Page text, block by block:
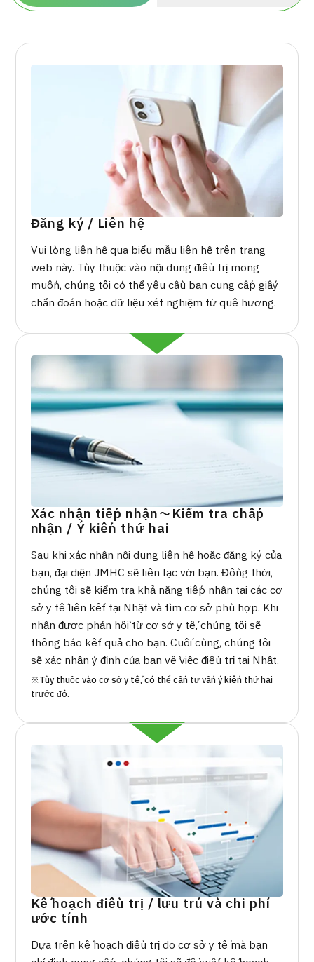
Tìm theo bộ phận / bệnh
Tìm theo xét nghiệm / phương pháp /
Công ty vận hành
Chính sách bảo vệ dữ liệu cá nhân
Hướng dẫn và chính sách của công ty
Quản trị JTB
Tiếng Trung Quốc
Tiếng Việt
Liên hệ
Đăng ký / Liên hệ
Vui lòng liên hệ qua biểu mẫu liên hệ trên trang
web này. Tùy thuộc vào nội dung điều trị mong
muốn, chúng tôi có thể yêu cầu bạn cung cấp giấy
chẩn đoán hoặc dữ liệu xét nghiệm từ quê hương.
Xác nhận tiếp nhận～Kiểm tra chấp
nhận / Ý kiến thứ hai
Sau khi xác nhận nội dung liên hệ hoặc đăng ký của
bạn, đại diện JMHC sẽ liên lạc với bạn. Đồng thời,
chúng tôi sẽ kiểm tra khả năng tiếp nhận tại các cơ
sở y tế liên kết tại Nhật và tìm cơ sở phù hợp. Khi
nhận được phản hồi từ cơ sở y tế, chúng tôi sẽ
thông báo kết quả cho bạn. Cuối cùng, chúng tôi
sẽ xác nhận ý định của bạn về việc điều trị tại Nhật.
※Tùy thuộc vào cơ sở y tế, có thể cần tư vấn ý kiến thứ hai
trước đó.
Kế hoạch điều trị / lưu trú và chi phí
ước tính
Dựa trên kế hoạch điều trị do cơ sở y tế mà bạn